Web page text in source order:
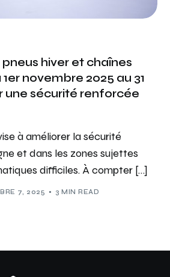
hiver et chaînes
novembre 2025 au 31
une sécurité renforcée
à améliorer la sécurité
et dans les zones sujettes
difficiles. À compter […]
7, 2025 3 MIN READ